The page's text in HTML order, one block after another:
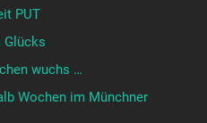
PUT
Glücks
wuchs …
Wochen im Münchner